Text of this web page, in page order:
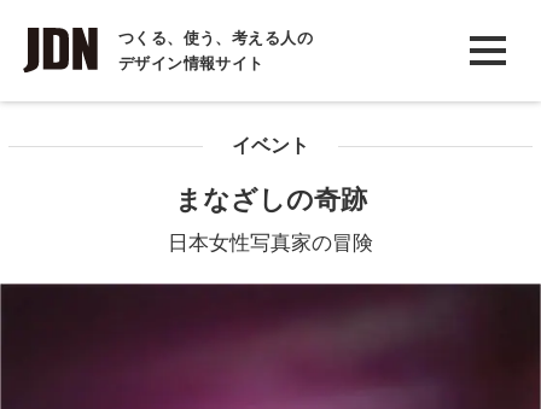
つくる、使う、考える人の
デザイン情報サイト
INTERVIEW
インタビュー
COLUMN
イベント
まなざしの奇跡
日本女性写真家の冒険